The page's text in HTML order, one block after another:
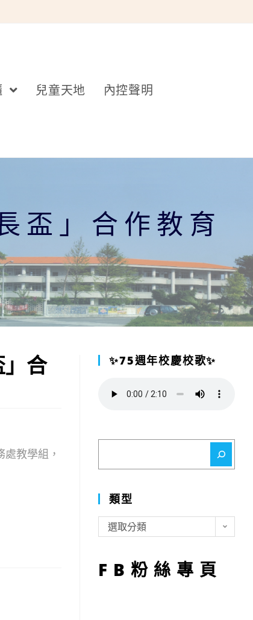
兒童天地 內控聲明
盃」合作教育
」合
教學組，
✨75週年校慶校歌✨
類型
型
選取分類
FB粉絲專頁